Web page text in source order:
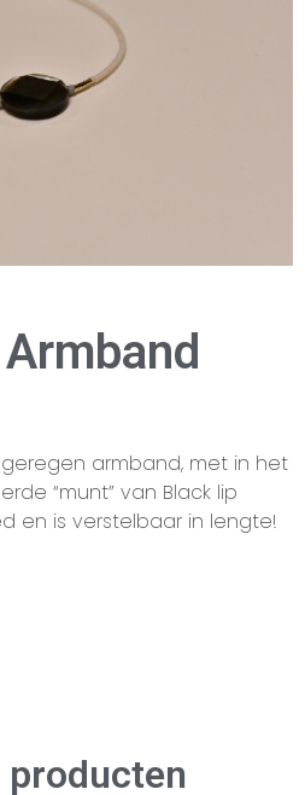
armband, met in het
“munt” van Black lip
en is verstelbaar in lengte!
producten